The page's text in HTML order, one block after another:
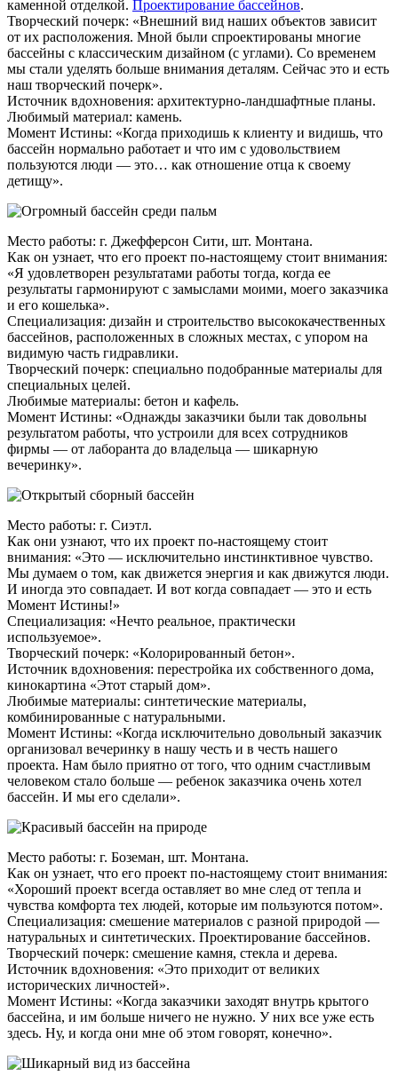
каменной отделкой. Проектирование бассейнов.
Творческий почерк: «Внешний вид наших объектов зависит
от их расположения. Мной были спроектированы многие
бассейны с классическим дизайном (с углами). Со временем
мы стали уделять больше внимания деталям. Сейчас это и есть
наш творческий почерк».
Источник вдохновения: архитектурно-ландшафтные планы.
Любимый материал: камень.
Момент Истины: «Когда приходишь к клиенту и видишь, что
бассейн нормально работает и что им с удовольствием
пользуются люди — это… как отношение отца к своему
детищу».
Место работы: г. Джефферсон Сити, шт. Монтана.
Как он узнает, что его проект по-настоящему стоит внимания:
«Я удовлетворен результатами работы тогда, когда ее
результаты гармонируют с замыслами моими, моего заказчика
и его кошелька».
Специализация: дизайн и строительство высококачественных
бассейнов, расположенных в сложных местах, с упором на
видимую часть гидравлики.
Творческий почерк: специально подобранные материалы для
специальных целей.
Любимые материалы: бетон и кафель.
Момент Истины: «Однажды заказчики были так довольны
результатом работы, что устроили для всех сотрудников
фирмы — от лаборанта до владельца — шикарную
вечеринку».
Место работы: г. Сиэтл.
Как они узнают, что их проект по-настоящему стоит
внимания: «Это — исключительно инстинктивное чувство.
Мы думаем о том, как движется энергия и как движутся люди.
И иногда это совпадает. И вот когда совпадает — это и есть
Момент Истины!»
Специализация: «Нечто реальное, практически
используемое».
Творческий почерк: «Колорированный бетон».
Источник вдохновения: перестройка их собственного дома,
кинокартина «Этот старый дом».
Любимые материалы: синтетические материалы,
комбинированные с натуральными.
Момент Истины: «Когда исключительно довольный заказчик
организовал вечеринку в нашу честь и в честь нашего
проекта. Нам было приятно от того, что одним счастливым
человеком стало больше — ребенок заказчика очень хотел
бассейн. И мы его сделали».
Место работы: г. Боземан, шт. Монтана.
Как он узнает, что его проект по-настоящему стоит внимания:
«Хороший проект всегда оставляет во мне след от тепла и
чувства комфорта тех людей, которые им пользуются потом».
Специализация: смешение материалов с разной природой —
натуральных и синтетических. Проектирование бассейнов.
Творческий почерк: смешение камня, стекла и дерева.
Источник вдохновения: «Это приходит от великих
исторических личностей».
Момент Истины: «Когда заказчики заходят внутрь крытого
бассейна, и им больше ничего не нужно. У них все уже есть
здесь. Ну, и когда они мне об этом говорят, конечно».